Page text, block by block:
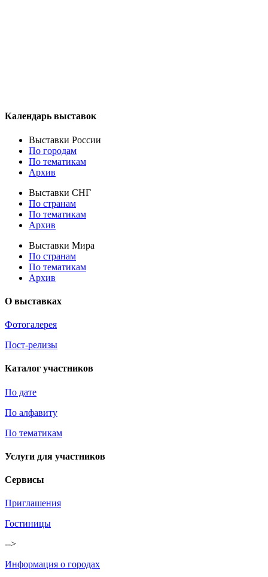
Календарь выставок
Выставки России
По городам
По тематикам
Архив
Выставки СНГ
По странам
По тематикам
Архив
Выставки Мира
По странам
По тематикам
Архив
О выставках
Фотогалерея
Пост-релизы
Каталог участников
По дате
По алфавиту
По тематикам
Услуги для участников
Сервисы
Приглашения
Гостиницы
-->
Информация о городах